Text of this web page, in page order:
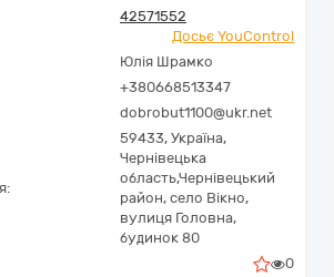
42571552
Досьє YouControl
Юлія Шрамко
+380668513347
dobrobut1100@ukr.net
59433, Україна,
Чернівецька
область,Чернівецький
район, село Вікно,
вулиця Головна,
будинок 80
0